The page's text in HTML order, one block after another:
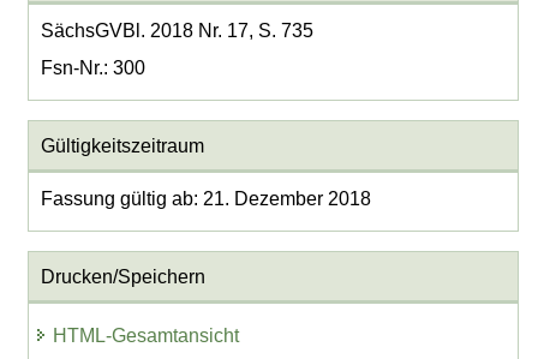
SächsGVBl. 2018 Nr. 17, S. 735
Fsn-Nr.: 300
Gültigkeitszeitraum
Fassung gültig ab: 21. Dezember 2018
Drucken/Speichern
HTML-Gesamtansicht